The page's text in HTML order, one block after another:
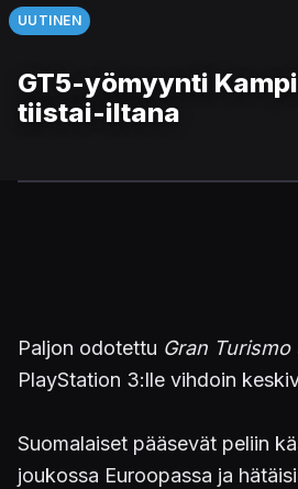
UUTINEN
GT5-yömyynti
tiistai-iltana
Paljon odotettu Gran Turismo
PlayStation 3:lle vihdoin
Suomalaiset pääsevät peliin
joukossa Euroopassa ja